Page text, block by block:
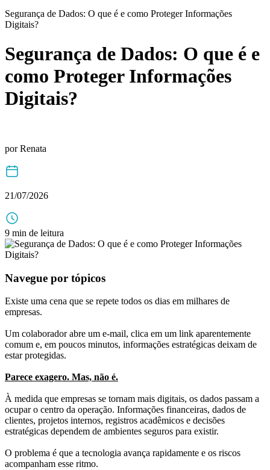
Segurança de Dados: O que é e como Proteger Informações
Digitais?
Segurança de Dados: O que é e
como Proteger Informações
Digitais?
porRenata
21/07/2026
9 min de leitura
Navegue por tópicos
Existe uma cena que se repete todos os dias em milhares de
empresas.
Um colaborador abre um e-mail, clica em um link aparentemente
comum e, em poucos minutos, informações estratégicas deixam de
estar protegidas.
Parece exagero. Mas, não é.
À medida que empresas se tornam mais digitais, os dados passam a
ocupar o centro da operação. Informações financeiras, dados de
clientes, projetos internos, registros acadêmicos e decisões
estratégicas dependem de ambientes seguros para existir.
O problema é que a tecnologia avança rapidamente e os riscos
acompanham esse ritmo.